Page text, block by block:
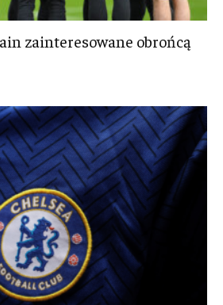
zainteresowane obrońcą